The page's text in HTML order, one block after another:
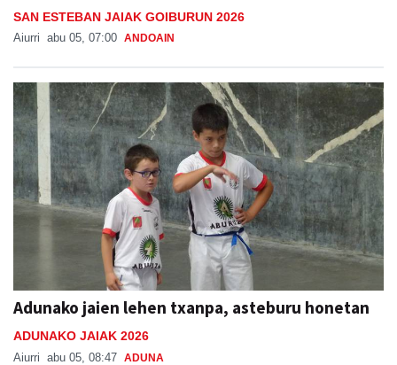
SAN ESTEBAN JAIAK GOIBURUN 2026
Aiurri abu 05, 07:00 ANDOAIN
Adunako jaien lehen txanpa, asteburu honetan
ADUNAKO JAIAK 2026
Aiurri abu 05, 08:47 ADUNA